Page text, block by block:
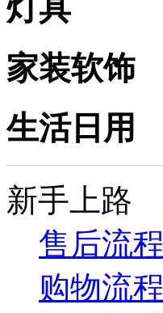
灯具
家装软饰
生活日用
新手上路
售后流程
购物流程